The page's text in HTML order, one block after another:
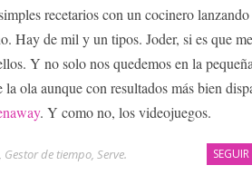
recetarios con un cocinero lanzando
Hay de mil y un tipos. Joder, si es que
Y no solo nos quedemos en la
ola aunque con resultados más bien
. Y como no, los videojuegos.
, Gestor de tiempo, Serve.